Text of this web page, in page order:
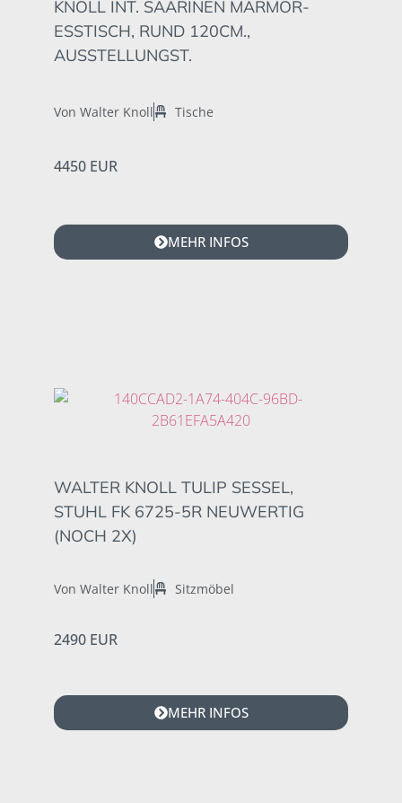
KNOLL INT. SAARINEN MARMOR-
ESSTISCH, RUND 120CM.,
AUSSTELLUNGST.
Von Walter Knoll Tische
4450 EUR
MEHR INFOS
WALTER KNOLL TULIP SESSEL,
STUHL FK 6725-5R NEUWERTIG
(NOCH 2X)
Von Walter Knoll Sitzmöbel
2490 EUR
MEHR INFOS